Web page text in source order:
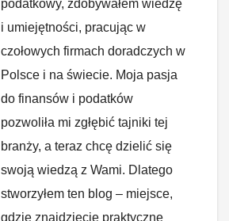
podatkowy, zdobywałem wiedzę
i umiejętności, pracując w
czołowych firmach doradczych w
Polsce i na świecie. Moja pasja
do finansów i podatków
pozwoliła mi zgłębić tajniki tej
branży, a teraz chcę dzielić się
swoją wiedzą z Wami. Dlatego
stworzyłem ten blog – miejsce,
gdzie znajdziecie praktyczne